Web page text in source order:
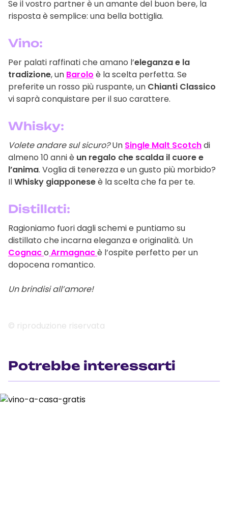
Se il vostro partner è un amante del buon bere, la
risposta è semplice: una bella bottiglia.
Vino:
Per palati raffinati che amano l’eleganza e la
tradizione, un Barolo è la scelta perfetta. Se
preferite un rosso più ruspante, un Chianti Classico
vi saprà conquistare per il suo carattere.
Whisky:
Volete andare sul sicuro?Un Single Malt Scotchdi
almeno 10 anni è un regalo che scalda il cuore e
l’anima. Voglia di tenerezza e un gusto più morbido?
IlWhisky giapponeseè la scelta che fa per te.
Distillati:
Ragioniamo fuori dagli schemi e puntiamo su
distillato che incarna eleganza e originalità. Un
Cognaco Armagnacè l’ospite perfetto per un
dopocena romantico.
Un brindisi all’amore!
© riproduzione riservata
Potrebbe interessarti